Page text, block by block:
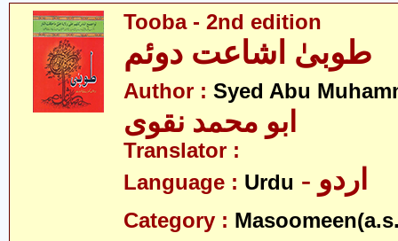
Tooba - 2nd edition
طوبیٰ اشاعت دوئم
Author : Syed Abu
ابو محمد نقوی
Translator :
Language : Urdu - اردو
Category :